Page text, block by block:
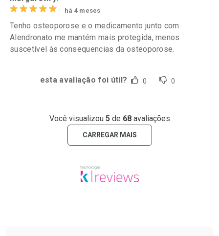
há 4 meses
Tenho osteoporose e o medicamento junto com
Alendronato me mantém mais protegida, menos
suscetível às consequencias da osteoporose.
esta avaliação foi útil? 0 0
Você visualizou 5de 68avaliações
CARREGAR MAIS